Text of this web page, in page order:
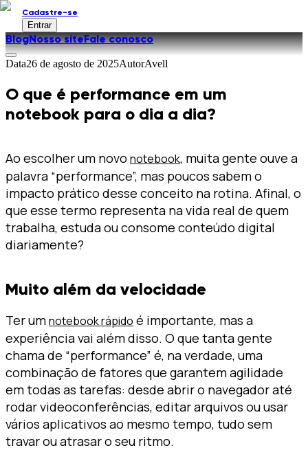
Cadastre-se
Entrar
BlogNosso siteFale conosco
Data26 de agosto de 2025AutorAvell
O que é performance em um
notebook para o dia a dia?
Ao escolher um novo notebook, muita gente ouve a
palavra “performance”, mas poucos sabem o
impacto prático desse conceito na rotina. Afinal, o
que esse termo representa na vida real de quem
trabalha, estuda ou consome conteúdo digital
diariamente?
Muito além da velocidade
Ter umnotebook rápido é importante, mas a
experiência vai além disso. O que tanta gente
chama de “performance” é, na verdade, uma
combinação de fatores que garantem agilidade
em todas as tarefas: desde abrir o navegador até
rodar videoconferências, editar arquivos ou usar
vários aplicativos ao mesmo tempo, tudo sem
travar ou atrasar o seu ritmo.